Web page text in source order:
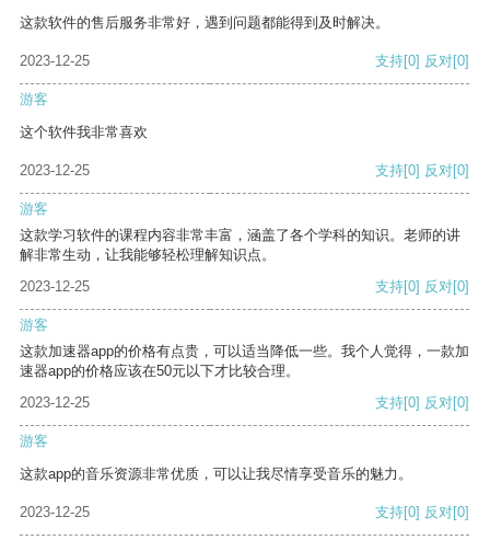
这款软件的售后服务非常好，遇到问题都能得到及时解决。
2023-12-25 支持[0] 反对[0]
游客
这个软件我非常喜欢
2023-12-25 支持[0] 反对[0]
游客
这款学习软件的课程内容非常丰富，涵盖了各个学科的知识。老师的讲
解非常生动，让我能够轻松理解知识点。
2023-12-25
支持[0] 反对[0]
游客
这款加速器app的价格有点贵，可以适当降低一些。我个人觉得，一款加
速器app的价格应该在50元以下才比较合理。
2023-12-25
支持[0] 反对[0]
游客
这款app的音乐资源非常优质，可以让我尽情享受音乐的魅力。
2023-12-25 支持[0] 反对[0]